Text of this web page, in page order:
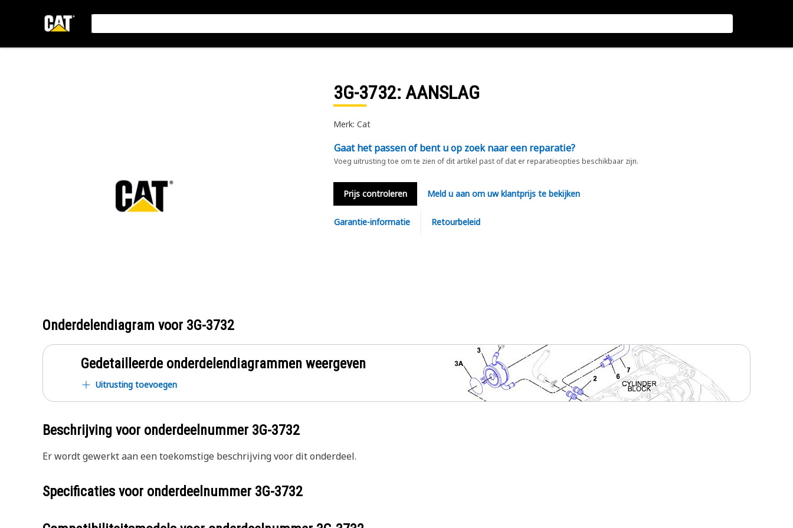
3G-3732: AANSLAG
Merk: Cat
Gaat het passen of bent u op zoek naar een reparatie?
Voeg uitrusting toe om te zien of dit artikel past of dat er reparatieopties beschikbaar zijn.
Prijs controleren Meld u aan om uw klantprijs te bekijken
Garantie-informatie Retourbeleid
Onderdelendiagram voor 3G-3732
Gedetailleerde onderdelendiagrammen weergeven
Uitrusting toevoegen
Beschrijving voor onderdeelnummer 3G-3732
Er wordt gewerkt aan een toekomstige beschrijving voor dit onderdeel.
Specificaties voor onderdeelnummer 3G-3732